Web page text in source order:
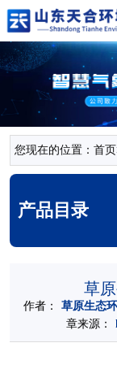
您现在的位置： 首页
产品目录
草
作者： 草原生态
章来源：